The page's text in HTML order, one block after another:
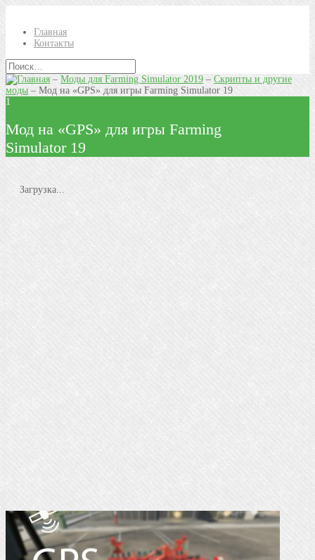
Главная
Контакты
–Моды для Farming Simulator 2019 – Скрипты и другие
моды – Мод на «GPS» для игры Farming Simulator 19
1
Мод на «GPS» для игры Farming
Simulator 19
Загрузка...